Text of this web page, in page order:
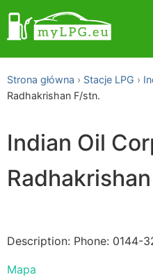
Strona główna Stacje LPG
Radhakrishan F/stn.
Indian Oil
Description: Phone: 0144-
Mapa